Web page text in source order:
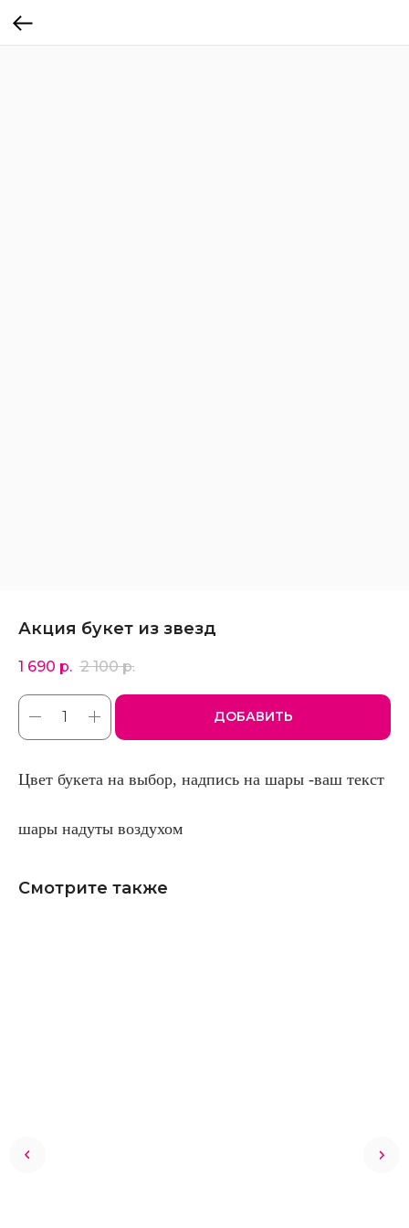
Акция букет из звезд
1 690 р. 2 100 р.
ДОБАВИТЬ
Цвет букета на выбор, надпись на шары -ваш текст
шары надуты воздухом
Смотрите также